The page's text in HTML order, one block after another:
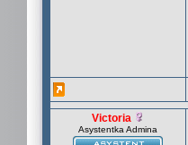
Victoria
Asystentka Admina